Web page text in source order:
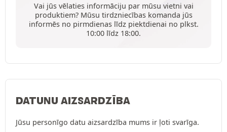
Vai jūs vēlaties informāciju par mūsu vietni vai
produktiem? Mūsu tirdzniecības komanda jūs
informēs no pirmdienas līdz piektdienai no plkst.
10:00 līdz 18:00.
DATUNU AIZSARDZĪBA
Jūsu personīgo datu aizsardzība mums ir ļoti svarīga.